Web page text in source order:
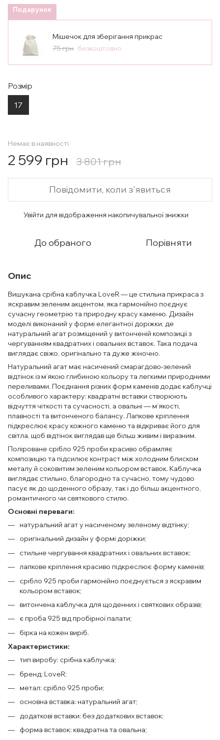
Подарунок
Мішечок для зберігання прикрас
75 грн безкоштовно
Розмір
17
Немає в наявності
2 599 грн 3 801 грн
Повідомити, коли з'явиться
Увійти для відображення накопичувальної знижки
До обраного Порівняти
Опис
Вишукана срібна каблучка LoveR — це стильна прикраса з
яскравим зеленим акцентом, яка гармонійно поєднує
сучасну геометрію та природну красу каменю. Дизайн
моделі виконаний у формі елегантної доріжки, де
натуральний агат розміщений у витонченій композиції з
чергуванням квадратних і овальних вставок. Така подача
виглядає свіжо, оригінально та дуже жіночно.
Натуральний агат має насичений смарагдово-зелений
відтінок із м’якою глибиною кольору та легкими природними
переливами. Поєднання різних форм каменів додає каблучці
особливого характеру: квадратні вставки створюють
відчуття чіткості та сучасності, а овальні — м’якості,
плавності та витонченого балансу. Лапкове кріплення
підкреслює красу кожного каменю та відкриває його для
світла, щоб відтінок виглядав ще більш живим і виразним.
Поліроване срібло 925 проби красиво обрамляє
композицію та підсилює контраст між холодним блиском
металу й соковитим зеленим кольором вставок. Каблучка
виглядає стильно, благородно та сучасно, тому чудово
пасує як до щоденного образу, так і до більш акцентного,
романтичного чи святкового стилю.
Основні переваги:
натуральний агат у насиченому зеленому відтінку;
оригінальний дизайн у формі доріжки;
стильне чергування квадратних і овальних вставок;
лапкове кріплення красиво підкреслює форму каменів;
срібло 925 проби гармонійно поєднується з яскравим
кольором вставок;
витончена каблучка для щоденних і святкових образів;
є проба 925 від пробірної палати;
бірка на кожен виріб.
Характеристики:
тип виробу: срібна каблучка;
бренд: LoveR;
метал: срібло 925 проби;
основна вставка: натуральний агат;
додаткові вставки: без додаткових вставок;
форма вставок: квадратна та овальна;